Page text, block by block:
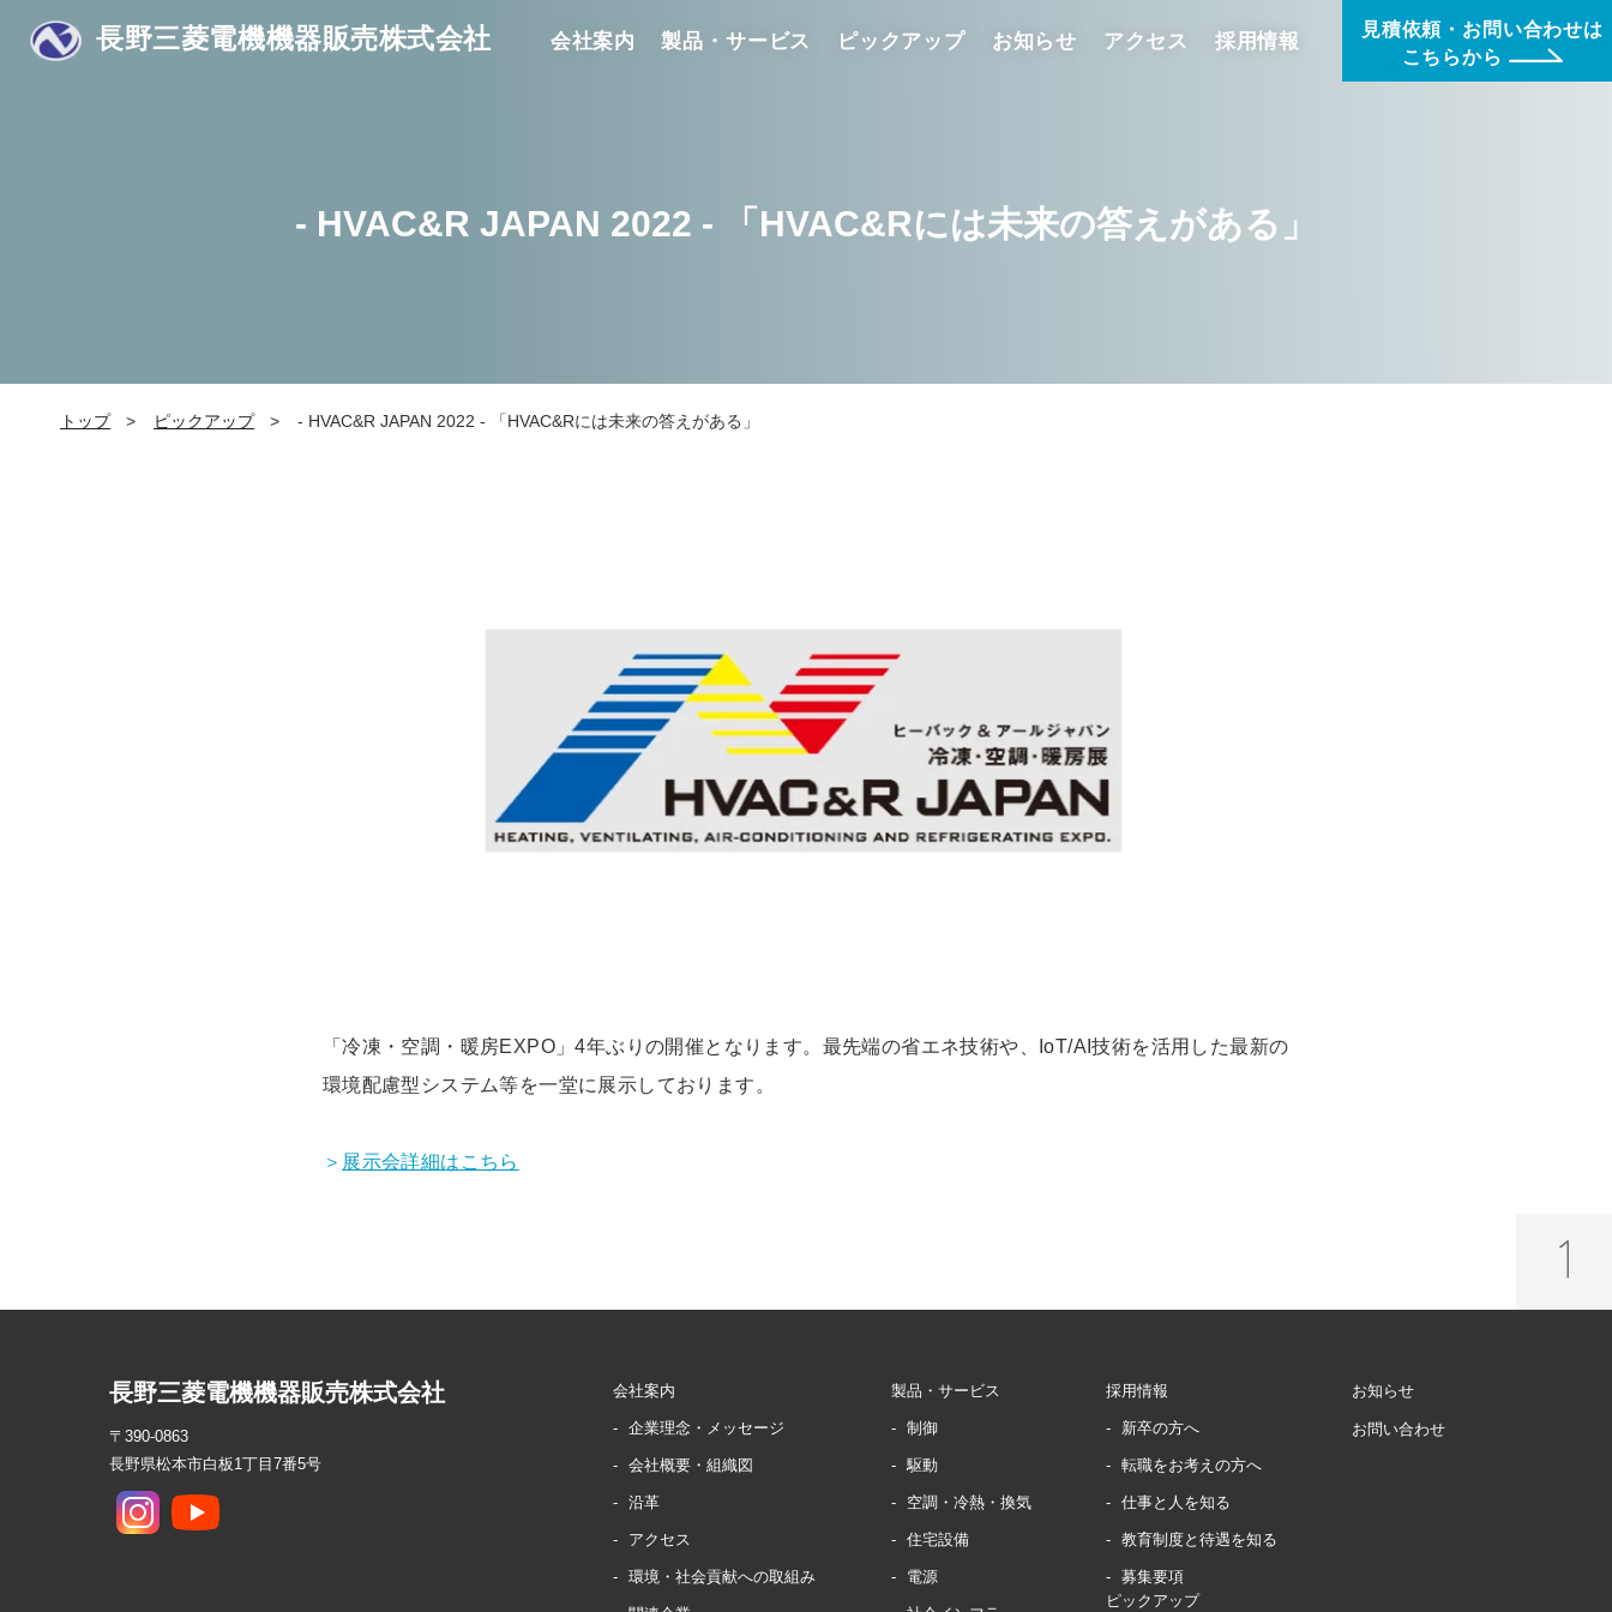
長野三菱電機機器販売株式会社 会社案内 製品・サービス ピックアップ お知らせ アクセス 採用情報
見積依頼・お問い合わせは
こちらから
- HVAC&R JAPAN 2022 - 「HVAC&Rには未来の答えがある」
トップ ピックアップ - HVAC&R JAPAN 2022 - 「HVAC&Rには未来の答えがある」
「冷凍・空調・暖房EXPO」4年ぶりの開催となります。最先端の省エネ技術や、IoT/AI技術を活用した最新の
環境配慮型システム等を一堂に展示しております。
＞ 展示会詳細はこちら
長野三菱電機機器販売株式会社
〒390-0863
長野県松本市白板1丁目7番5号
会社案内
企業理念・メッセージ
会社概要・組織図
沿革
アクセス
環境・社会貢献への取組み
製品・サービス
制御
駆動
空調・冷熱・換気
住宅設備
電源
採用情報
新卒の方へ
転職をお考えの方へ
仕事と人を知る
教育制度と待遇を知る
募集要項
ピックアップ
お知らせ
お問い合わせ